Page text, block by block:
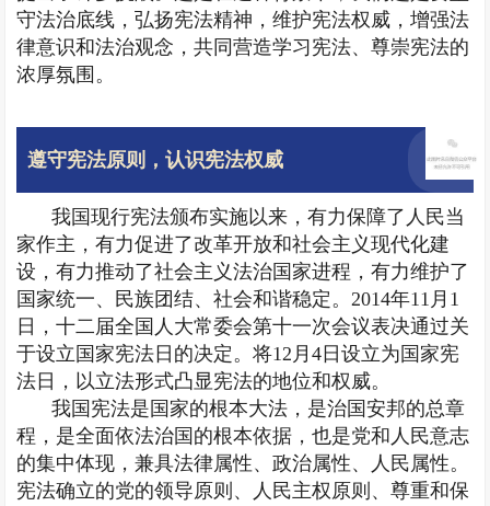
守法治底线，弘扬宪法精神，维护宪法权威，增强法
律意识和法治观念，共同营造学习宪法、尊崇宪法的
浓厚氛围。
遵守宪法原则，认识宪法权威
我国现行宪法颁布实施以来，有力保障了人民当
家作主，有力促进了改革开放和社会主义现代化建
设，有力推动了社会主义法治国家进程，有力维护了
国家统一、民族团结、社会和谐稳定。2014年11月1
日，十二届全国人大常委会第十一次会议表决通过关
于设立国家宪法日的决定。将12月4日设立为国家宪
法日，以立法形式凸显宪法的地位和权威。
我国宪法是国家的根本大法，是治国安邦的总章
程，是全面依法治国的根本依据，也是党和人民意志
的集中体现，兼具法律属性、政治属性、人民属性。
宪法确立的党的领导原则、人民主权原则、尊重和保